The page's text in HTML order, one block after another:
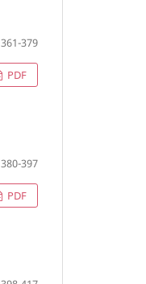
361-379
PDF
380-397
PDF